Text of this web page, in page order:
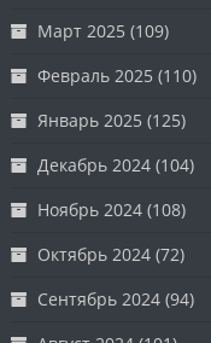
Март 2025 (109)
Февраль 2025 (110)
Январь 2025 (125)
Декабрь 2024 (104)
Ноябрь 2024 (108)
Октябрь 2024 (72)
Сентябрь 2024 (94)